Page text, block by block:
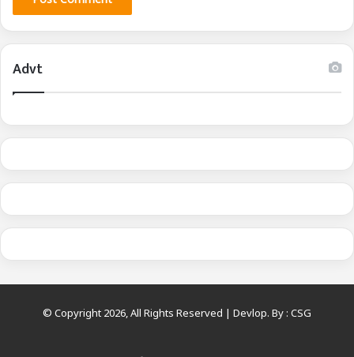
Advt
© Copyright 2026, All Rights Reserved | Devlop. By : CSG